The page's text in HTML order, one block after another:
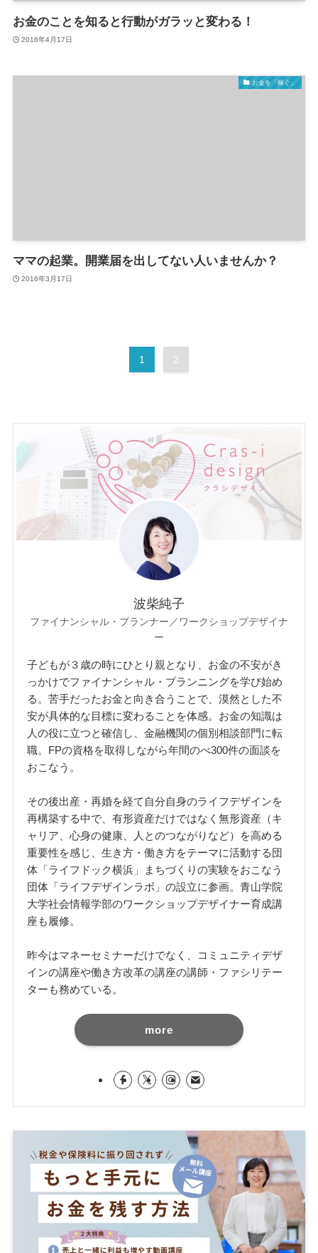
お金のことを知ると行動がガラッと変わる！
2016年4月17日
お金を「稼ぐ」
ママの起業。開業届を出してない人いませんか？
2016年3月17日
1 2
波柴純子
ファイナンシャル・プランナー／ワークショップデザイナ
ー
子どもが３歳の時にひとり親となり、お金の不安がき
っかけでファイナンシャル・プランニングを学び始め
る。苦手だったお金と向き合うことで、漠然とした不
安が具体的な目標に変わることを体感。お金の知識は
人の役に立つと確信し、金融機関の個別相談部門に転
職。FPの資格を取得しながら年間のべ300件の面談を
おこなう。
その後出産・再婚を経て自分自身のライフデザインを
再構築する中で、有形資産だけではなく無形資産（キ
ャリア、心身の健康、人とのつながりなど）を高める
重要性を感じ、生き方・働き方をテーマに活動する団
体「ライフドック横浜」まちづくりの実験をおこなう
団体「ライフデザインラボ」の設立に参画。青山学院
大学社会情報学部のワークショップデザイナー育成講
座も履修。
昨今はマネーセミナーだけでなく、コミュニティデザ
インの講座や働き方改革の講座の講師・ファシリテー
ターも務めている。
more